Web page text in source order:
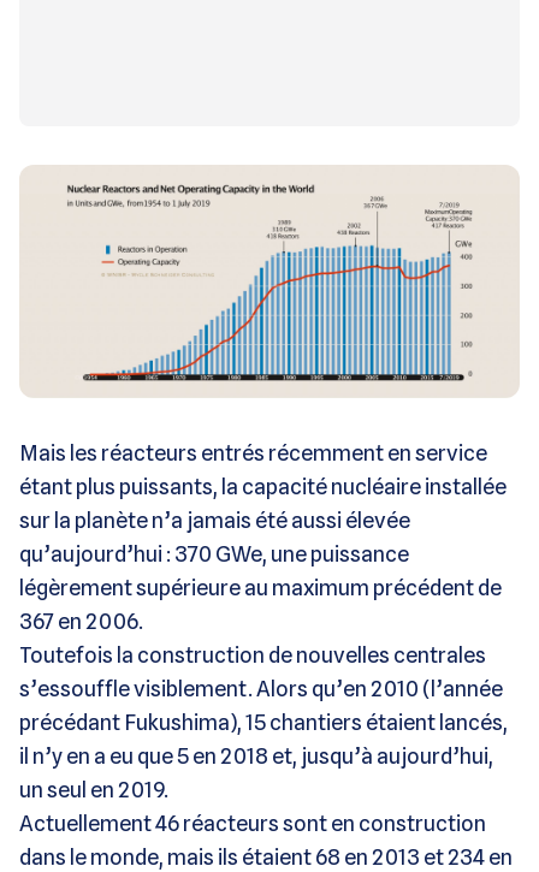
Mais les réacteurs entrés récemment en service
étant plus puissants, la capacité nucléaire installée
sur la planète n’a jamais été aussi élevée
qu’aujourd’hui : 370 GWe, une puissance
légèrement supérieure au maximum précédent de
367 en 2006.
Toutefois la construction de nouvelles centrales
s’essouffle visiblement. Alors qu’en 2010 (l’année
précédant Fukushima), 15 chantiers étaient lancés,
il n’y en a eu que 5 en 2018 et, jusqu’à aujourd’hui,
un seul en 2019.
Actuellement 46 réacteurs sont en construction
dans le monde, mais ils étaient 68 en 2013 et 234 en